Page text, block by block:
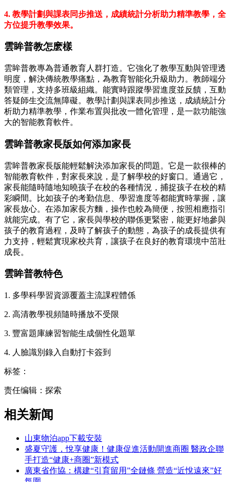
4. 教學計劃與課表同步推送，成績統計分析助力精準教學，全
方位提升教學效果。
雲眸普教怎麽樣
雲眸普教專為普通教育人群打造。它強化了教學互動與管理透
明度，解決傳統教學痛點，為教育智能化升級助力。教師端分
類管理，支持多班級組織。能實時跟蹤學習進度並反饋，互動
答疑師生交流無障礙。教學計劃與課表同步推送，成績統計分
析助力精準教學，作業布置與批改一體化管理，是一款功能強
大的智能教育軟件。
雲眸普教家長版如何添加家長
雲眸普教家長版能輕鬆解決添加家長的問題。它是一款很棒的
智能教育軟件，對家長來說，是了解學校的好窗口。通過它，
家長能隨時隨地知曉孩子在校的各種情況，捕捉孩子在校的精
彩瞬間。比如孩子的考勤信息、學習進度等都能實時掌握，讓
家長放心。在添加家長方麵，操作也較為簡便，按照相應指引
就能完成。有了它，家長與學校的聯係更緊密，能更好地參與
孩子的教育過程，及時了解孩子的動態，為孩子的成長提供有
力支持，輕鬆實現家校共育，讓孩子在良好的教育環境中茁壯
成長。
雲眸普教特色
1. 多學科學習資源覆蓋主流課程體係
2. 高清教學視頻隨時播放不受限
3. 豐富題庫練習智能生成個性化題單
4. 人臉識別錄入自動打卡簽到
标签：
责任编辑：探索
相关新闻
山東物泊app下載安裝
盛夏守護，悅享健康！健康促進活動開進商圈 醫政企聯
手打造“健康+商圈”新模式
廣東省作協：構建“引育留用”全鏈條 營造“近悅遠來”好